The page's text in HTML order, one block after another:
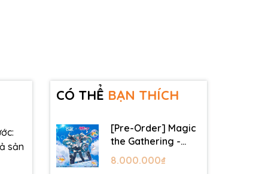
sản
CÓ THỂ BẠN THÍCH
[Pre-Order] Magic
the Gathering -
Secret Lair -
Commander Deck:
8.000.000₫